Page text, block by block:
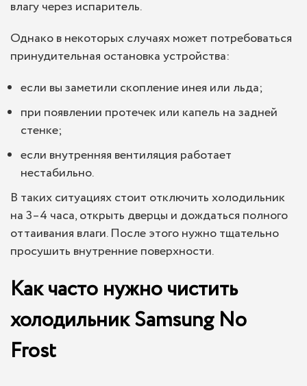
влагу через испаритель.
Однако в некоторых случаях может потребоваться
принудительная остановка устройства:
если вы заметили скопление инея или льда;
при появлении протечек или капель на задней
стенке;
если внутренняя вентиляция работает
нестабильно.
В таких ситуациях стоит отключить холодильник
на 3–4 часа, открыть дверцы и дождаться полного
оттаивания влаги. После этого нужно тщательно
просушить внутренние поверхности.
Как часто нужно чистить
холодильник Samsung No
Frost